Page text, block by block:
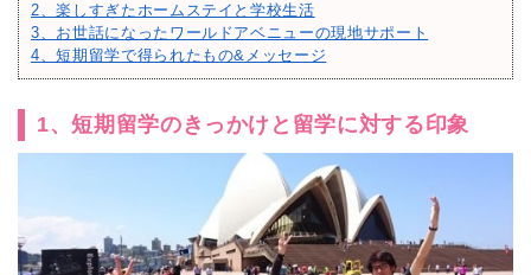
2、楽しすぎたホームステイと学校生活
3、お世話になったワールドアベニューの現地サポート
4、短期留学で得られたもの&メッセージ
1、短期留学のきっかけと留学に対する印象